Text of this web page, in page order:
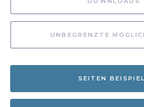
UNBEGRENZTE
SEITEN